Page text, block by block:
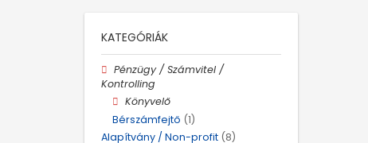
KATEGÓRIÁK
Pénzügy / Számvitel /
Kontrolling
Könyvelő
Bérszámfejtő (1)
Alapítvány / Non-profit (8)